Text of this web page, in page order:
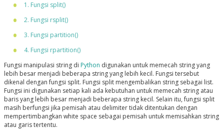
1. Fungsi split()
2. Fungsi rsplit()
3. Fungsi partition()
4. Fungsi rpartition()
Fungsi manipulasi string di Python digunakan untuk memecah string yang
lebih besar menjadi beberapa string yang lebih kecil. Fungsi tersebut
dikenal dengan fungsi split. Fungsi split mengembalikan string sebagai list.
Fungsi ini digunakan setiap kali ada kebutuhan untuk memecah string atau
baris yang lebih besar menjadi beberapa string kecil. Selain itu, fungsi split
masih berfungsi jika pemisah atau delimiter tidak ditentukan dengan
mempertimbangkan white space sebagai pemisah untuk memisahkan string
atau garis tertentu.